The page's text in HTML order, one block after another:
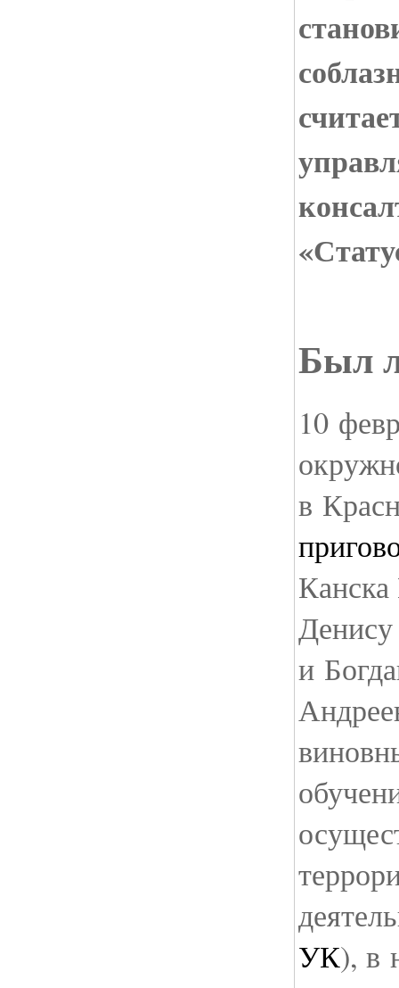
Был
10
в
и
УК), в